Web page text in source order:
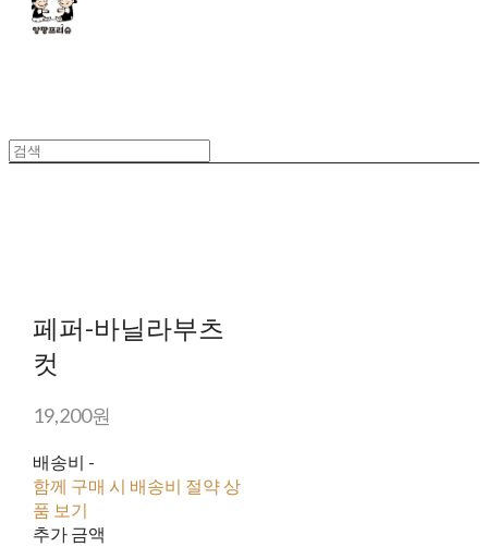
페퍼-바닐라부츠
컷
19,200원
배송비 -
함께 구매 시 배송비 절약 상
품 보기
추가 금액